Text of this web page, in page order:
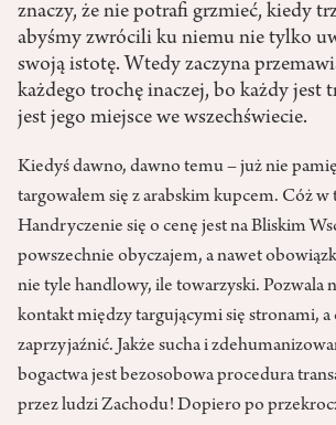
znaczy, że nie potrafi grzmieć, kiedy
abyśmy zwrócili ku niemu nie tylko
swoją istotę. Wtedy zaczyna
każdego trochę inaczej, bo każdy jest
jest jego miejsce we wszechświecie.
Kiedyś dawno, dawno temu – już nie
targowałem się z arabskim kupcem. Cóż w
Handryczenie się o cenę jest na Bliskim
powszechnie obyczajem, a nawet
nie tyle handlowy, ile towarzyski. Pozwala
kontakt między targującymi się stronami, a
zaprzyjaźnić. Jakże sucha i
bogactwa jest bezosobowa procedura
przez ludzi Zachodu! Dopiero po